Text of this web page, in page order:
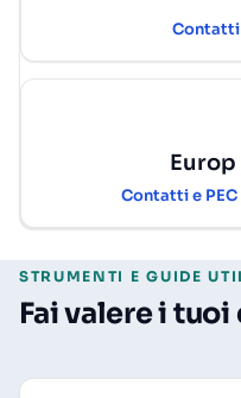
Contatti
Contatti e
STRUMENTI E GUIDE
Fai valere i